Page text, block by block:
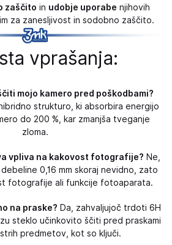
zaščito in udobje uporabe njihovih
za zanesljivost in sodobno zaščito.
vprašanja:
mojo kamero pred poškodbami?
strukturo, ki absorbira energijo
do 200 %, kar zmanjša tveganje
zloma.
vpliva na kakovost fotografije? Ne,
0,16 mm skoraj nevidno, zato
fotografije ali funkcije fotoaparata.
na praske? Da, zahvaljujoč trdoti 6H
steklo učinkovito ščiti pred praskami
predmetov, kot so ključi.